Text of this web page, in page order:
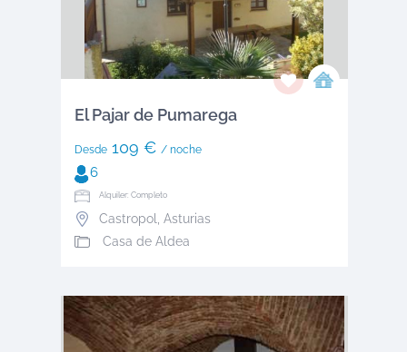
El Pajar de Pumarega
Desde109 € / noche
6
Alquiler: Completo
Castropol
Asturias
Casa de Aldea